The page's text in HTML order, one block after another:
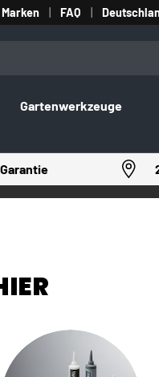
Marken FAQ Land/
Gartenwerkzeuge